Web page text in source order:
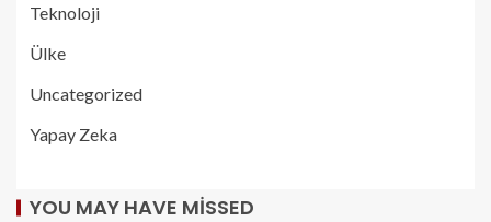
Teknoloji
Ülke
Uncategorized
Yapay Zeka
YOU MAY HAVE MISSED